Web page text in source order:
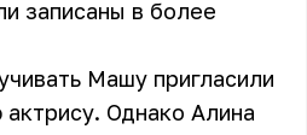
записаны в более
Машу пригласили
Однако Алина